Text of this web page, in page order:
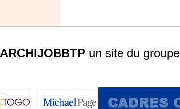
ARCHIJOBBTPun site du groupe